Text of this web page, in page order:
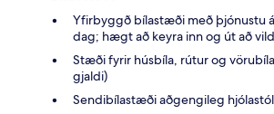
Yfirbyggð bílastæði með þjónustu
dag; hægt að keyra inn og út að
Stæði fyrir húsbíla, rútur og
gjaldi)
Sendibílastæði aðgengileg